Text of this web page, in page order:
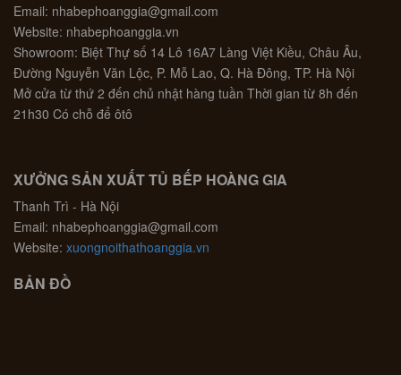
Email: nhabephoanggia@gmail.com
Website: nhabephoanggia.vn
Showroom: Biệt Thự số 14 Lô 16A7 Làng Việt Kiều, Châu Âu,
Đường Nguyễn Văn Lộc, P. Mỗ Lao, Q. Hà Đông, TP. Hà Nội
Mở cửa từ thứ 2 đến chủ nhật hàng tuần Thời gian từ 8h đến
21h30 Có chỗ để ôtô
XƯỞNG SẢN XUẤT TỦ BẾP HOÀNG GIA
Thanh Trì - Hà Nội
Email: nhabephoanggia@gmail.com
Website: xuongnoithathoanggia.vn
BẢN ĐỒ